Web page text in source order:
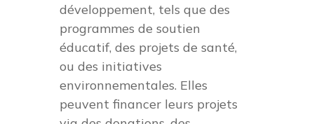
développement, tels que des
programmes de soutien
éducatif, des projets de santé,
ou des initiatives
environnementales. Elles
peuvent financer leurs projets